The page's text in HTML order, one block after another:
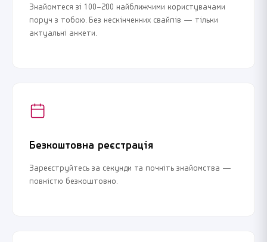
Знайомтеся зі 100–200 найближчими користувачами
поруч з тобою. Без нескінченних свайпів — тільки
актуальні анкети.
Безкоштовна реєстрація
Зареєструйтесь за секунди та почніть знайомства —
повністю безкоштовно.